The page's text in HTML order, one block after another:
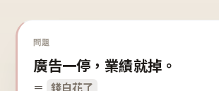
問題
廣告一停，業績就掉。
＝ 錢白花了